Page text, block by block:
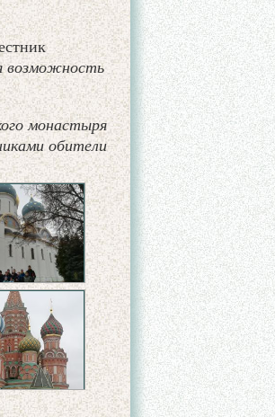
возможность
монастыря
обители